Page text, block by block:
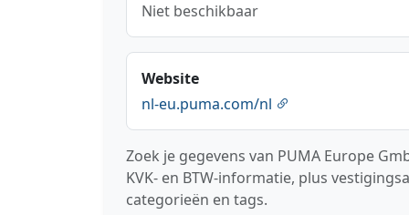
Niet beschikbaar
Website
nl-eu.puma.com/nl
Zoek je gegevens van PUMA Europe
KVK- en BTW-informatie, plus
categorieën en tags.